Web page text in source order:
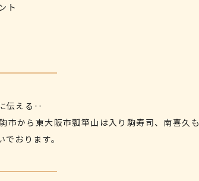
ト
伝える‥
市から東大阪市瓢箪山は入り駒寿司、南喜久も
おります。